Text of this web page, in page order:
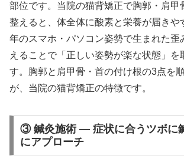
部位です。当院の猫背矯正で胸郭・肩甲
整えると、体全体に酸素と栄養が届きや
年のスマホ・パソコン姿勢で生まれた歪
えることで「正しい姿勢が楽な状態」を
す。胸郭と肩甲骨・首の付け根の3点を
が、当院の猫背矯正の特徴です。
③ 鍼灸施術 — 症状に合うツボに
にアプローチ